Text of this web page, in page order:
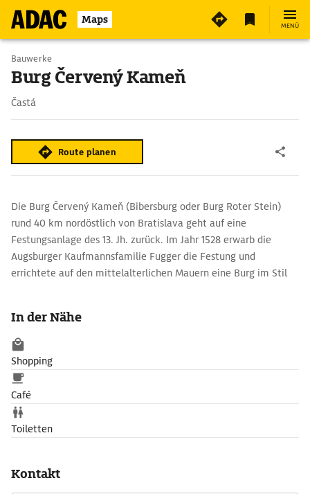
Maps MENÜ
Bauwerke
Burg Červený Kameň
Častá
Route planen
Die Burg Červený Kameň (Bibersburg oder Burg Roter Stein)
rund 40 km nordöstlich von Bratislava geht auf eine
Festungsanlage des 13. Jh. zurück. Im Jahr 1528 erwarb die
Augsburger Kaufmannsfamilie Fugger die Festung und
errichtete auf den mittelalterlichen Mauern eine Burg im Stil
und Waffen, auch eine Folterkammer kann besichtigt werden.
Im umliegenden Park stehen Mammutbäume (Sequioa).
In der Nähe
Shopping
Café
Toiletten
Kontakt